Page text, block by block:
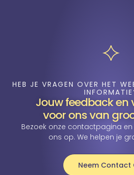
HEB JE VRAGEN OVER HET
Jouw feedback en
voor ons van
Bezoek onze contactpagina
ons op. We helpen je
Neem Contact